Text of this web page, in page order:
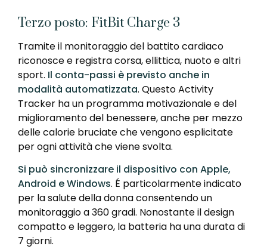
Terzo posto: FitBit Charge 3
Tramite il monitoraggio del battito cardiaco
riconosce e registra corsa, ellittica, nuoto e altri
sport. Il conta-passi è previsto anche in
modalità automatizzata. Questo Activity
Tracker ha un programma motivazionale e del
miglioramento del benessere, anche per mezzo
delle calorie bruciate che vengono esplicitate
per ogni attività che viene svolta.
Si può sincronizzare il dispositivo con Apple,
Android e Windows. É particolarmente indicato
per la salute della donna consentendo un
monitoraggio a 360 gradi. Nonostante il design
compatto e leggero, la batteria ha una durata di
7 giorni.